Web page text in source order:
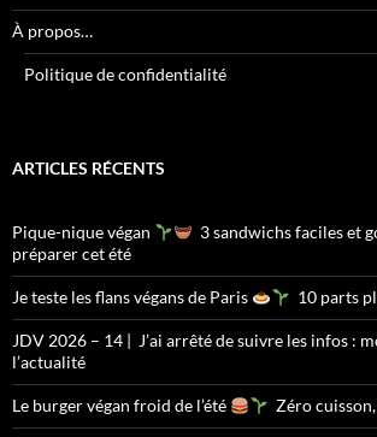
À propos…
Politique de confidentialité
ARTICLES RÉCENTS
Pique-nique végan
3 sandwichs faciles et
préparer cet été
Je teste les flans végans de Paris 10 parts
JDV 2026 – 14 | J’ai arrêté de suivre les infos :
l’actualité
Le burger végan froid de l’été Zéro